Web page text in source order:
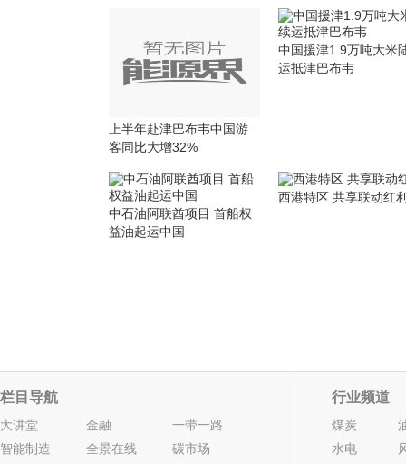
上半年赴津巴布韦中国游
客同比大增32%
中国援津1.9万吨大米
运抵津巴布韦
中石油阿联酋项目 首船权
益油起运中国
西港特区 共享联动红
栏目导航
大讲堂 金融
一带一路
智能制造
全景在线
碳市场
行业频道
煤炭
水电